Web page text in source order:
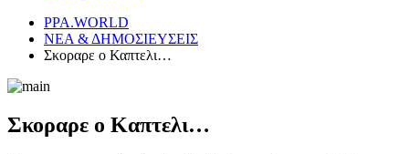
PPA.WORLD
ΝΕΑ & ΔΗΜΟΣΙΕΥΣΕΙΣ
Σκοραρε ο Καπτελι…
Σκοραρε ο Καπτελι…